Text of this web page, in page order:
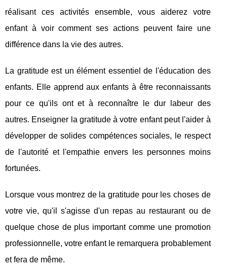
réalisant ces activités ensemble, vous aiderez votre
enfant à voir comment ses actions peuvent faire une
différence dans la vie des autres.
La gratitude est un élément essentiel de l'éducation des
enfants. Elle apprend aux enfants à être reconnaissants
pour ce qu'ils ont et à reconnaître le dur labeur des
autres. Enseigner la gratitude à votre enfant peut l'aider à
développer de solides compétences sociales, le respect
de l'autorité et l'empathie envers les personnes moins
fortunées.
Lorsque vous montrez de la gratitude pour les choses de
votre vie, qu'il s'agisse d'un repas au restaurant ou de
quelque chose de plus important comme une promotion
professionnelle, votre enfant le remarquera probablement
et fera de même.